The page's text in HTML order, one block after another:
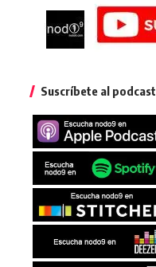
Suscríbete al podcast